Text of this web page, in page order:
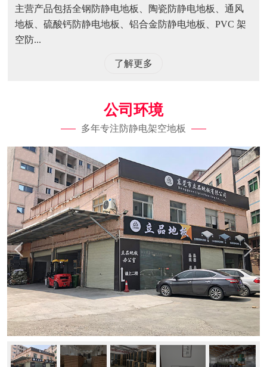
主营产品包括全钢防静电地板、陶瓷防静电地板、通风
地板、硫酸钙防静电地板、铝合金防静电地板、PVC 架
空防...
了解更多
公司环境
多年专注防静电架空地板